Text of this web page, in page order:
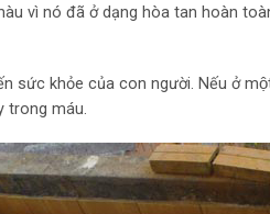
vì nó đã ở dạng hòa tan hoàn
sức khỏe của con người. Nếu ở
trong máu.